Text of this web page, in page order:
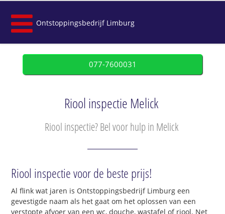
Ontstoppingsbedrijf Limburg
077-7600031
Riool inspectie Melick
Riool inspectie? Bel voor hulp in Melick
Riool inspectie voor de beste prijs!
Al flink wat jaren is Ontstoppingsbedrijf Limburg een
gevestigde naam als het gaat om het oplossen van een
verstopte afvoer van een wc, douche, wastafel of riool. Net